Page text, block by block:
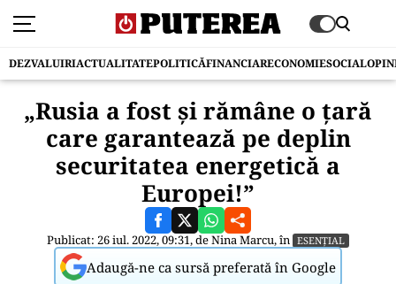
DEZVALUIRIACTUALITATEPOLITICĂFINANCIARECONOMIESOCIAL
„Rusia a fost și rămâne o țară
care garantează pe deplin
securitatea energetică a
Europei!”
Publicat: 26 iul. 2022, 09:31, deNina Marcu, în ESENȚIAL
Adaugă-ne ca sursă preferată în Google